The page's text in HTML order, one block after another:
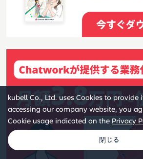
kubell Co., Ltd. uses Cookies to provide
accessing our company website, you
Cookie usage indicated on the Privacy